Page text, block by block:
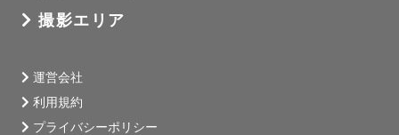
5.【撮影に対する想い】
撮影エリア
運営会社
利用規約
プライバシーポリシー